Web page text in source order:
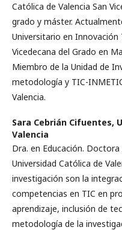
Católica de Valencia San
grado y máster.
Universitario en Innovación
Vicedecana del Grado en
Miembro de la Unidad de
metodología y TIC-
Valencia.
Sara Cebrián Cifuentes,
Valencia
Dra. en Educación.
Universidad Católica de
investigación son la
competencias en TIC en
aprendizaje, inclusión de
metodología de la